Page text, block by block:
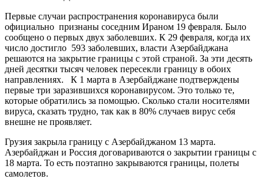
Первые случаи распространения коронавируса были
официально признаны соседним Ираном 19 февраля. Было
сообщено о первых двух заболевших. К 29 февраля, когда их
число достигло 593 заболевших, власти Азербайджана
решаются на закрытие границы с этой страной. За эти десять
дней десятки тысяч человек пересекли границу в обоих
направлениях. К 1 марта в Азербайджане подтверждены
первые три заразившихся коронавирусом. Это только те,
которые обратились за помощью. Сколько стали носителями
вируса, сказать трудно, так как в 80% случаев вирус себя
внешне не проявляет.
Грузия закрыла границу с Азербайджаном 13 марта.
Азербайджан и Россия договариваются о закрытии границы с
18 марта. То есть поэтапно закрываются границы, полеты
самолетов.